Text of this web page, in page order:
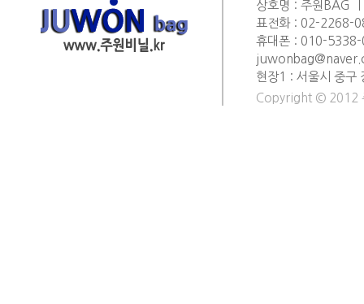
상호명 : 주원BAG
표전화 : 02-2268-
휴대폰 : 010-
현장1 : 서울시 중
Copyright © 2012